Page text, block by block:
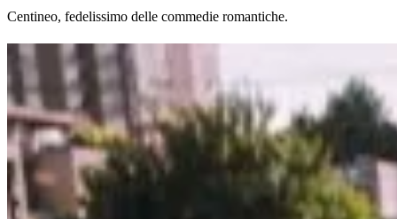
Centineo, fedelissimo delle commedie romantiche.